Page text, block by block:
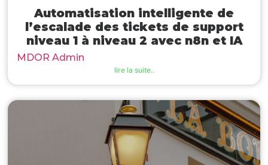
Automatisation intelligente de
l’escalade des tickets de support
niveau 1 à niveau 2 avec n8n et IA
MDOR Admin
lire la suite..